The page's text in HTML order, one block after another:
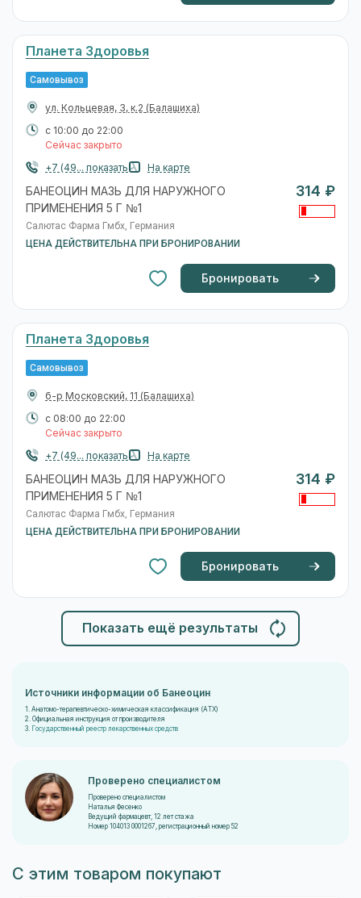
Планета Здоровья
Самовывоз
ул. Кольцевая, 3, к.2 (Балашиха)
с 10:00 до 22:00
Сейчас закрыто
+7 (49... показать
На карте
БАНЕОЦИН МАЗЬ ДЛЯ НАРУЖНОГО
ПРИМЕНЕНИЯ 5 Г №1
Салютас Фарма Гмбх, Германия
ЦЕНА ДЕЙСТВИТЕЛЬНА ПРИ БРОНИРОВАНИИ
314 ₽
Бронировать
Планета Здоровья
Самовывоз
б-р Московский, 11 (Балашиха)
с 08:00 до 22:00
Сейчас закрыто
+7 (49... показать
На карте
БАНЕОЦИН МАЗЬ ДЛЯ НАРУЖНОГО
ПРИМЕНЕНИЯ 5 Г №1
Салютас Фарма Гмбх, Германия
ЦЕНА ДЕЙСТВИТЕЛЬНА ПРИ БРОНИРОВАНИИ
314 ₽
Бронировать
Показать ещё результаты
Источники информации об Банеоцин
1. Анатомо-терапевтическо-химическая классификация (ATX)
2. Официальная инструкция от производителя
3.
Государственный реестр лекарственных средств
Проверено специалистом
Проверено специалистом
Наталья Фесенко
Ведущий фармацевт, 12 лет стажа
Номер 104013 0001267, регистрационный номер 52
С этим товаром покупают